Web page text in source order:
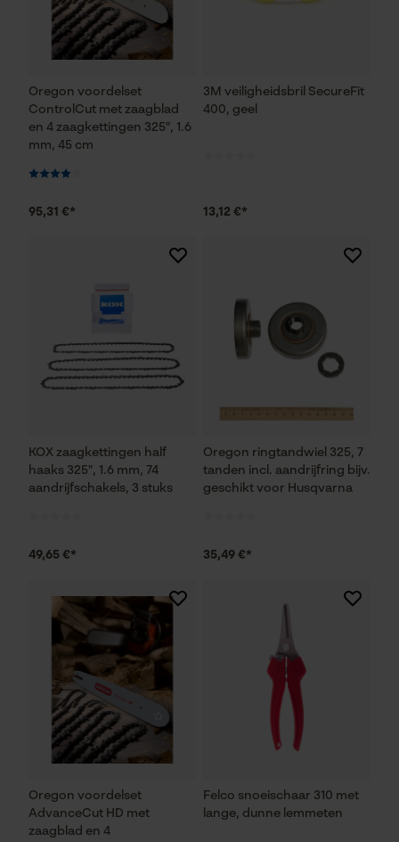
Oregon voordelset
ControlCut met zaagblad
en 4 zaagkettingen 325", 1.6
mm, 45 cm
95,31 €*
3M veiligheidsbril SecureFit
400, geel
13,12 €*
KOX zaagkettingen half
haaks 325", 1.6 mm, 74
aandrijfschakels, 3 stuks
49,65 €*
Oregon ringtandwiel 325, 7
tanden incl. aandrijfring bijv.
geschikt voor Husqvarna
35,49 €*
Oregon voordelset
AdvanceCut HD met
zaagblad en 4
Felco snoeischaar 310 met
lange, dunne lemmeten